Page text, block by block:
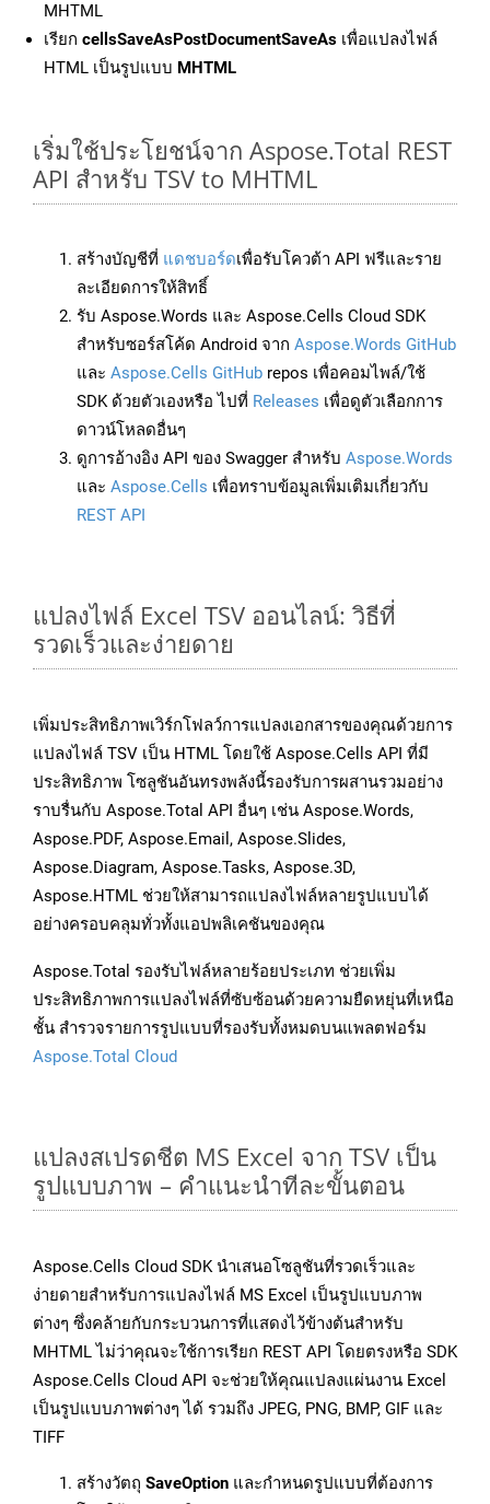
MHTML
เรียก cellsSaveAsPostDocumentSaveAs เพื่อแปลงไฟล์
HTML เป็นรูปแบบ MHTML
เริ่มใช้ประโยชน์จาก Aspose.Total REST
API สำหรับ TSV to MHTML
สร้างบัญชีที่ แดชบอร์ดเพื่อรับโควต้า API ฟรีและราย
ละเอียดการให้สิทธิ์
รับ Aspose.Words และ Aspose.Cells Cloud SDK
สำหรับซอร์สโค้ด Android จาก Aspose.Words GitHub
และ Aspose.Cells GitHub repos เพื่อคอมไพล์/ใช้
SDK ด้วยตัวเองหรือ ไปที่ Releases เพื่อดูตัวเลือกการ
ดาวน์โหลดอื่นๆ
ดูการอ้างอิง API ของ Swagger สำหรับ Aspose.Words
และ Aspose.Cells เพื่อทราบข้อมูลเพิ่มเติมเกี่ยวกับ
REST API
แปลงไฟล์ Excel TSV ออนไลน์: วิธีที่
รวดเร็วและง่ายดาย
เพิ่มประสิทธิภาพเวิร์กโฟลว์การแปลงเอกสารของคุณด้วยการ
แปลงไฟล์ TSV เป็น HTML โดยใช้ Aspose.Cells API ที่มี
ประสิทธิภาพ โซลูชันอันทรงพลังนี้รองรับการผสานรวมอย่าง
ราบรื่นกับ Aspose.Total API อื่นๆ เช่น Aspose.Words,
Aspose.PDF, Aspose.Email, Aspose.Slides,
Aspose.Diagram, Aspose.Tasks, Aspose.3D,
Aspose.HTML ช่วยให้สามารถแปลงไฟล์หลายรูปแบบได้
อย่างครอบคลุมทั่วทั้งแอปพลิเคชันของคุณ
Aspose.Total รองรับไฟล์หลายร้อยประเภท ช่วยเพิ่ม
ประสิทธิภาพการแปลงไฟล์ที่ซับซ้อนด้วยความยืดหยุ่นที่เหนือ
ชั้น สำรวจรายการรูปแบบที่รองรับทั้งหมดบนแพลตฟอร์ม
Aspose.Total Cloud
แปลงสเปรดชีต MS Excel จาก TSV เป็น
รูปแบบภาพ – คำแนะนำทีละขั้นตอน
Aspose.Cells Cloud SDK นำเสนอโซลูชันที่รวดเร็วและ
ง่ายดายสำหรับการแปลงไฟล์ MS Excel เป็นรูปแบบภาพ
ต่างๆ ซึ่งคล้ายกับกระบวนการที่แสดงไว้ข้างต้นสำหรับ
MHTML ไม่ว่าคุณจะใช้การเรียก REST API โดยตรงหรือ SDK
Aspose.Cells Cloud API จะช่วยให้คุณแปลงแผ่นงาน Excel
เป็นรูปแบบภาพต่างๆ ได้ รวมถึง JPEG, PNG, BMP, GIF และ
TIFF
สร้างวัตถุ SaveOption และกำหนดรูปแบบที่ต้องการ